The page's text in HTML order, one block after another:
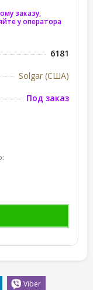
заказу,
у оператора
6181
Solgar (США)
Под заказ
Viber